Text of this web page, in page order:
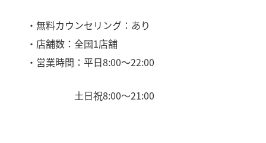
・無料カウンセリング：あり
・店舗数：全国1店舗
・営業時間：平日8:00〜22:00
土日祝8:00〜21:00